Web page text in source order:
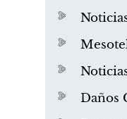
Daños